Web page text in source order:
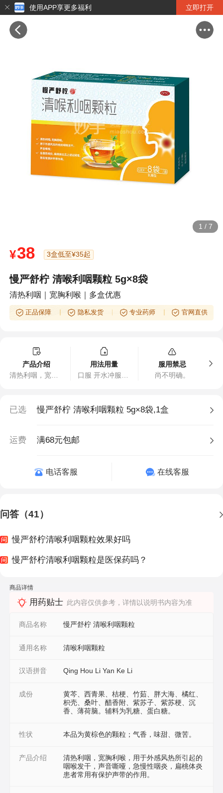
使用APP享更多福利 立即打开
1 / 7
¥38 3盒低至¥35起
慢严舒柠 清喉利咽颗粒 5g×8袋
清热利咽｜宽胸利喉｜多盒优惠
正品保障 隐私发货 专业药师 官网直供
产品介绍
清热利咽，宽胸利喉，用于外感风热所引起的咽喉发干，声音嘶哑，急慢性咽炎，扁桃体炎患者常用有保护声带的作用。
用法用量
口服 开水冲服。一次1袋，一日2-3次
服用禁忌
尚不明确。
已选 慢严舒柠 清喉利咽颗粒 5g×8袋,1盒
运费 满68元包邮
电话客服 在线客服
问答（41）
慢严舒柠清喉利咽颗粒效果好吗
慢严舒柠清喉利咽颗粒是医保药吗？
商品详情
用药贴士 此内容仅供参考，详情以说明书内容为准
商品名称 慢严舒柠 清喉利咽颗粒
通用名称 清喉利咽颗粒
汉语拼音 Qing Hou Li Yan Ke Li
成份
黄芩、西青果、桔梗、竹茹、胖大海、橘红、
枳壳、桑叶、醋香附、紫苏子、紫苏梗、沉
香、薄荷脑。辅料为乳糖、蛋白糖。
性状 本品为黄棕色的颗粒；气香，味甜、微苦。
产品介绍
清热利咽，宽胸利喉，用于外感风热所引起的
咽喉发干，声音嘶哑，急慢性咽炎，扁桃体炎
患者常用有保护声带的作用。